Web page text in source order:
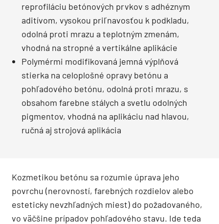
reprofiláciu betónových prvkov s adhéznym
aditívom, vysokou priľnavosťou k podkladu,
odolná proti mrazu a teplotným zmenám,
vhodná na stropné a vertikálne aplikácie
Polymérmi modifikovaná jemná výplňová
stierka na celoplošné opravy betónu a
pohľadového betónu, odolná proti mrazu, s
obsahom farebne stálych a svetlu odolných
pigmentov, vhodná na aplikáciu nad hlavou,
ručná aj strojová aplikácia
Kozmetikou betónu sa rozumie úprava jeho
povrchu (nerovností, farebných rozdielov alebo
esteticky nevzhľadných miest) do požadovaného,
vo väčšine prípadov pohľadového stavu. Ide teda